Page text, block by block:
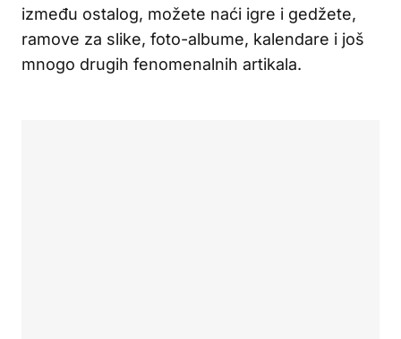
između ostalog, možete naći igre i gedžete,
ramove za slike, foto-albume, kalendare i još
mnogo drugih fenomenalnih artikala.